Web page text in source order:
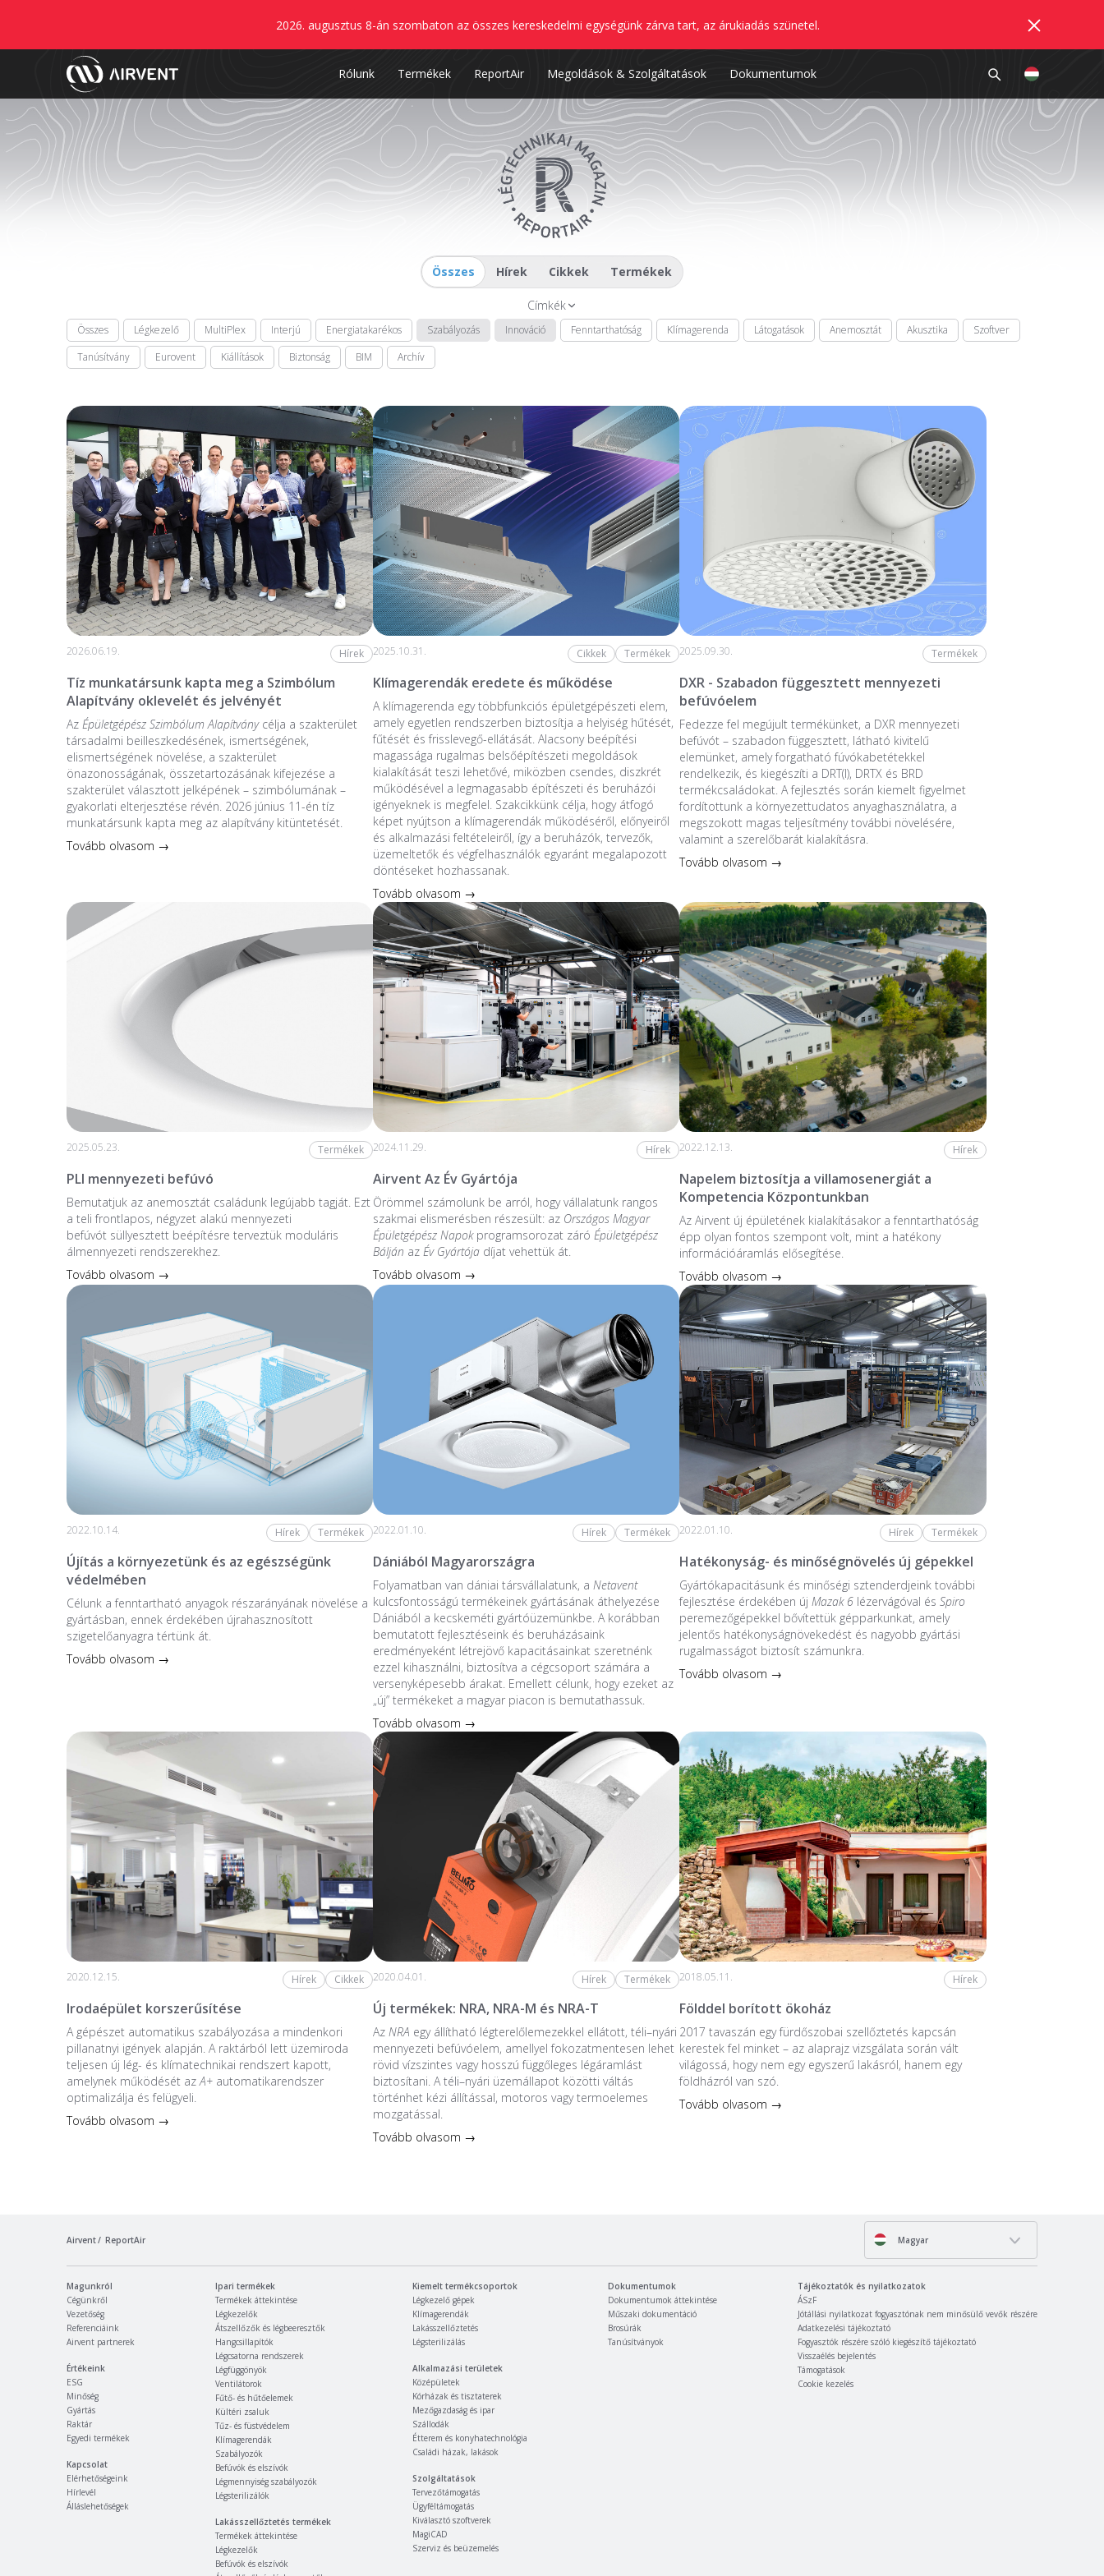
2026. augusztus 8-án szombaton az összes kereskedelmi egységünk zárva tart, az árukiadás szünetel.
Rólunk Termékek ReportAir Megoldások & Szolgáltatások Dokumentumok
Összes Hírek Cikkek Termékek
Címkék
Összes Légkezelő MultiPlex Interjú Energiatakarékos Szabályozás Innováció Fenntarthatóság Klímagerenda Látogatások Anemosztát Akusztika
Szoftver
Tanúsítvány
Eurovent Kiállítások Biztonság BIM Archív
2026.06.19. Hírek
Tíz munkatársunk kapta meg a Szimbólum
Alapítvány oklevelét és jelvényét
Az Épületgépész Szimbólum Alapítványcélja a szakterület
társadalmi beilleszkedésének, ismertségének,
elismertségének növelése, a szakterület
önazonosságának, összetartozásának kifejezése a
szakterület választott jelképének – szimbólumának –
gyakorlati elterjesztése révén. 2026 június 11-én tíz
munkatársunk kapta meg az alapítvány kitüntetését.
Tovább olvasom →
2025.10.31. Cikkek Termékek
Klímagerendák eredete és működése
A klímagerenda egy többfunkciós épületgépészeti elem,
amely egyetlen rendszerben biztosítja a helyiség hűtését,
fűtését és frisslevegő-ellátását. Alacsony beépítési
magassága rugalmas belsőépítészeti megoldások
kialakítását teszi lehetővé, miközben csendes, diszkrét
működésével a legmagasabb építészeti és beruházói
igényeknek is megfelel. Szakcikkünk célja, hogy átfogó
képet nyújtson a klímagerendák működéséről, előnyeiről
és alkalmazási feltételeiről, így a beruházók, tervezők,
üzemeltetők és végfelhasználók egyaránt megalapozott
döntéseket hozhassanak.
Tovább olvasom →
2025.09.30. Termékek
DXR - Szabadon függesztett mennyezeti
befúvóelem
Fedezze fel megújult termékünket, a DXR mennyezeti
befúvót – szabadon függesztett, látható kivitelű
elemünket, amely forgatható fúvókabetétekkel
rendelkezik, és kiegészíti a DRT(I), DRTX és BRD
termékcsaládokat. A fejlesztés során kiemelt figyelmet
fordítottunk a környezettudatos anyaghasználatra, a
megszokott magas teljesítmény további növelésére,
valamint a szerelőbarát kialakításra.
Tovább olvasom →
2025.05.23. Termékek
PLI mennyezeti befúvó
Bemutatjuk az anemosztát családunk legújabb tagját. Ezt
a teli frontlapos, négyzet alakú mennyezeti
befúvót süllyesztett beépítésre terveztük moduláris
álmennyezeti rendszerekhez.
Tovább olvasom →
2024.11.29. Hírek
Airvent Az Év Gyártója
Örömmel számolunk be arról, hogy vállalatunk rangos
szakmai elismerésben részesült: az Országos Magyar
Épületgépész Napokprogramsorozat záró Épületgépész
Bálján az Év Gyártójadíjat vehettük át.
Tovább olvasom →
2022.12.13. Hírek
Napelem biztosítja a villamosenergiát a
Kompetencia Központunkban
Az Airvent új épületének kialakításakor a fenntarthatóság
épp olyan fontos szempont volt, mint a hatékony
információáramlás elősegítése.
Tovább olvasom →
2022.10.14. Hírek Termékek
Újítás a környezetünk és az egészségünk
védelmében
Célunk a fenntartható anyagok részarányának növelése a
gyártásban, ennek érdekében újrahasznosított
szigetelőanyagra tértünk át.
Tovább olvasom →
2022.01.10. Hírek Termékek
Dániából Magyarországra
Folyamatban van dániai társvállalatunk, a Netavent
kulcsfontosságú termékeinek gyártásának áthelyezése
Dániából a kecskeméti gyártóüzemünkbe. A korábban
bemutatott fejlesztéseink és beruházásaink
eredményeként létrejövő kapacitásainkat szeretnénk
ezzel kihasználni, biztosítva a cégcsoport számára a
versenyképesebb árakat. Emellett célunk, hogy ezeket az
„új” termékeket a magyar piacon is bemutathassuk.
Tovább olvasom →
2022.01.10. Hírek Termékek
Hatékonyság- és minőségnövelés új gépekkel
Gyártókapacitásunk és minőségi sztenderdjeink további
fejlesztése érdekében újMazak 6 lézervágóval ésSpiro
peremezőgépekkel bővítettük gépparkunkat, amely
jelentős hatékonyságnövekedést és nagyobb gyártási
rugalmasságot biztosít számunkra.
Tovább olvasom →
2020.12.15. Hírek Cikkek
Irodaépület korszerűsítése
A gépészet automatikus szabályozása a mindenkori
pillanatnyi igények alapján. A raktárból lett üzemiroda
teljesen új lég- és klímatechnikai rendszert kapott,
amelynek működését azA+automatikarendszer
optimalizálja és felügyeli.
Tovább olvasom →
2020.04.01. Hírek Termékek
Új termékek: NRA, NRA-M és NRA-T
Az NRA egy állítható légterelőlemezekkel ellátott, téli–nyári
mennyezeti befúvóelem, amellyel fokozatmentesen lehet
rövid vízszintes vagy hosszú függőleges légáramlást
biztosítani. A téli–nyári üzemállapot közötti váltás
történhet kézi állítással, motoros vagy termoelemes
mozgatással.
Tovább olvasom →
2018.05.11. Hírek
Földdel borított ökoház
2017 tavaszán egy fürdőszobai szellőztetés kapcsán
kerestek fel minket – az alaprajz vizsgálata során vált
világossá, hogy nem egy egyszerű lakásról, hanem egy
földházról van szó.
Tovább olvasom →
Airvent ReportAir Magyar
Magunkról
Cégünkről
Vezetőség
Referenciáink
Airvent partnerek
Értékeink
ESG
Minőség
Gyártás
Raktár
Egyedi termékek
Kapcsolat
Elérhetőségeink
Hírlevél
Álláslehetőségek
Ipari termékek
Termékek áttekintése
Légkezelők
Átszellőzők és légbeeresztők
Hangcsillapítók
Légcsatorna rendszerek
Légfüggönyök
Ventilátorok
Fűtő- és hűtőelemek
Kültéri zsaluk
Tűz- és füstvédelem
Klímagerendák
Szabályozók
Befúvók és elszívók
Légmennyiség szabályozók
Légsterilizálók
Lakásszellőztetés termékek
Termékek áttekintése
Légkezelők
Befúvók és elszívók
Kiemelt termékcsoportok
Légkezelő gépek
Klímagerendák
Lakásszellőztetés
Légsterilizálás
Alkalmazási területek
Középületek
Kórházak és tisztaterek
Mezőgazdaság és ipar
Szállodák
Étterem és konyhatechnológia
Családi házak, lakások
Szolgáltatások
Tervezőtámogatás
Ügyféltámogatás
Kiválasztó szoftverek
MagiCAD
Szerviz és beüzemelés
Dokumentumok
Dokumentumok áttekintése
Műszaki dokumentáció
Brosúrák
Tanúsítványok
Tájékoztatók és nyilatkozatok
ÁSzF
Jótállási nyilatkozat fogyasztónak nem minősülő vevők részére
Adatkezelési tájékoztató
Fogyasztók részére szóló kiegészítő tájékoztató
Visszaélés bejelentés
Támogatások
Cookie kezelés